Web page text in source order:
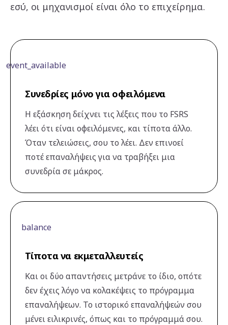
εσύ, οι μηχανισμοί είναι όλο το επιχείρημα.
event_available
Συνεδρίες μόνο για οφειλόμενα
Η εξάσκηση δείχνει τις λέξεις που το FSRS
λέει ότι είναι οφειλόμενες, και τίποτα άλλο.
Όταν τελειώσεις, σου το λέει. Δεν επινοεί
ποτέ επαναλήψεις για να τραβήξει μια
συνεδρία σε μάκρος.
balance
Τίποτα να εκμεταλλευτείς
Και οι δύο απαντήσεις μετράνε το ίδιο, οπότε
δεν έχεις λόγο να κολακέψεις το πρόγραμμα
επαναλήψεων. Το ιστορικό επαναλήψεών σου
μένει ειλικρινές, όπως και το πρόγραμμά σου.